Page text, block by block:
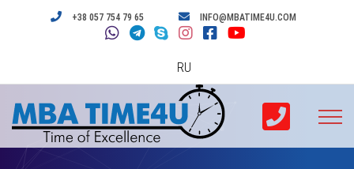
+38 057 754 79 65 INFO@MBATIME4U.COM
RU